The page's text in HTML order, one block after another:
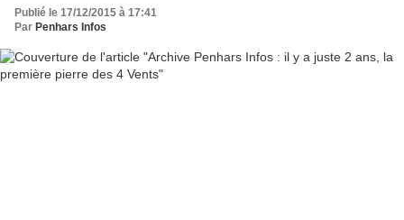
Publié le 17/12/2015 à 17:41
Par Penhars Infos